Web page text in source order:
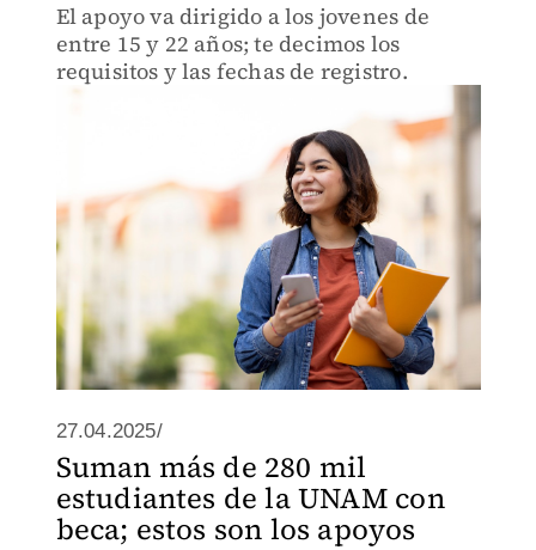
El apoyo va dirigido a los jovenes de
entre 15 y 22 años; te decimos los
requisitos y las fechas de registro.
27.04.2025/
Suman más de 280 mil
estudiantes de la UNAM con
beca; estos son los apoyos